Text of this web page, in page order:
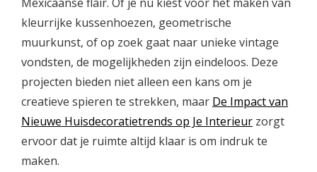
kleurrijke kussenhoezen, geometrische
muurkunst, of op zoek gaat naar unieke vintage
vondsten, de mogelijkheden zijn eindeloos. Deze
projecten bieden niet alleen een kans om je
creatieve spieren te strekken, maar De Impact van
Nieuwe Huisdecoratietrends op Je Interieur zorgt
ervoor dat je ruimte altijd klaar is om indruk te
maken.